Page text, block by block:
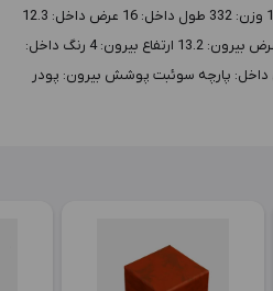
تجدیدناپذیر کد خانواده: PB سايز: 1 وزن: 332 طول داخل: 16 عرض داخل: 12.3
ارتفاع داخل: 1.8 طول بيرون: 18.1 عرض بيرون: 13.2 ارتفاع بيرون: 4 رنگ داخل:
پارچه سوئبت پوشش بيرون: پودر